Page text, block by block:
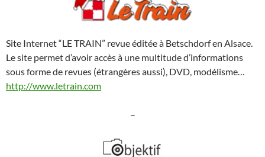
Site Internet “LE TRAIN” revue éditée à Betschdorf en Alsace.
Le site permet d’avoir accès à une multitude d’informations
sous forme de revues (étrangères aussi), DVD, modélisme…
http://www.letrain.com
–